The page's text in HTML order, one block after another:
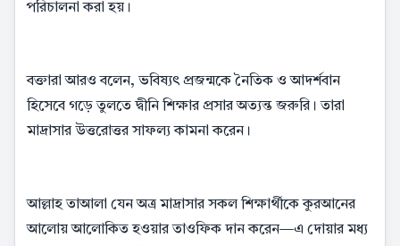
পরিচালনা করা হয়।
বক্তারা আরও বলেন, ভবিষ্যৎ প্রজন্মকে নৈতিক ও আদর্শবান
হিসেবে গড়ে তুলতে দ্বীনি শিক্ষার প্রসার অত্যন্ত জরুরি। তারা
মাদ্রাসার উত্তরোত্তর সাফল্য কামনা করেন।
আল্লাহ তাআলা যেন অত্র মাদ্রাসার সকল শিক্ষার্থীকে কুরআনের
আলোয় আলোকিত হওয়ার তাওফিক দান করেন—এ দোয়ার মধ্য